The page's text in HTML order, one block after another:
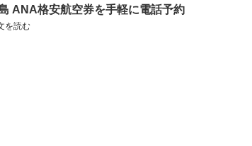
ANA格安航空券を手軽に電話予約
を読む